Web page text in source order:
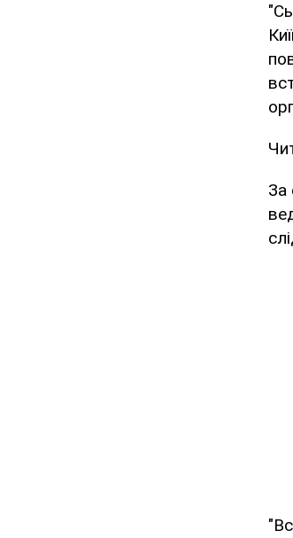
За